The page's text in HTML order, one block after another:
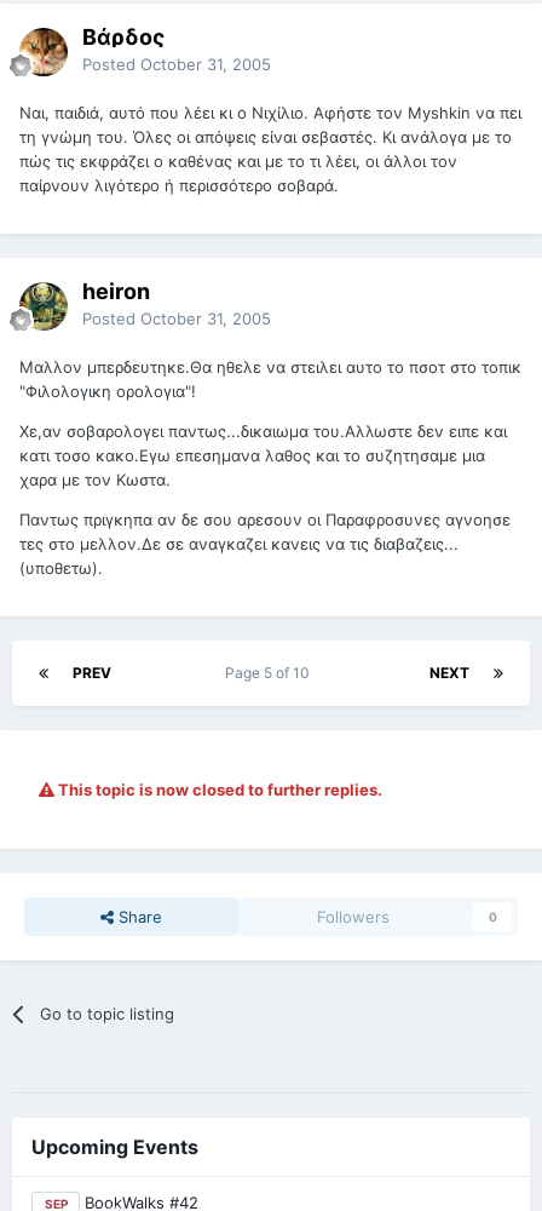
Βάρδος
Posted October 31, 2005
Ναι, παιδιά, αυτό που λέει κι ο Νιχίλιο. Αφήστε τον Myshkin να πει
τη γνώμη του. Όλες οι απόψεις είναι σεβαστές. Κι ανάλογα με το
πώς τις εκφράζει ο καθένας και με το τι λέει, οι άλλοι τον
παίρνουν λιγότερο ή περισσότερο σοβαρά.
heiron
Posted October 31, 2005
Μαλλον μπερδευτηκε.Θα ηθελε να στειλει αυτο το πσοτ στο τοπικ
"Φιλολογικη ορολογια"!
Χε,αν σοβαρολογει παντως...δικαιωμα του.Αλλωστε δεν ειπε και
κατι τοσο κακο.Εγω επεσημανα λαθος και το συζητησαμε μια
χαρα με τον Κωστα.
Παντως πριγκηπα αν δε σου αρεσουν οι Παραφροσυνες αγνοησε
τες στο μελλον.Δε σε αναγκαζει κανεις να τις διαβαζεις...
(υποθετω).
PREV NEXT
Page 5 of 10
This topic is now closed to further replies.
Share Followers 0
Go to topic listing
Upcoming Events
SEP BookWalks #42